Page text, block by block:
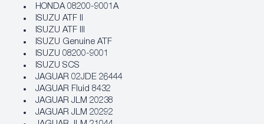
HONDA 08200-9001A
ISUZU ATF II
ISUZU ATF III
ISUZU Genuine ATF
ISUZU 08200-9001
ISUZU SCS
JAGUAR 02JDE 26444
JAGUAR Fluid 8432
JAGUAR JLM 20238
JAGUAR JLM 20292